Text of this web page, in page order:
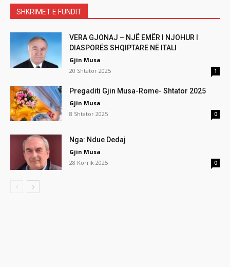
SHKRIMET E FUNDIT
VERA GJONAJ – NJË EMËR I NJOHUR I
DIASPORËS SHQIPTARE NË ITALI
Gjin Musa
20 Shtator 2025
1
Pregaditi Gjin Musa-Rome- Shtator 2025
Gjin Musa
8 Shtator 2025
0
Nga: Ndue Dedaj
Gjin Musa
28 Korrik 2025
0